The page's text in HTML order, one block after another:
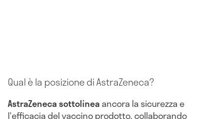
Qual è la posizione di AstraZeneca?
AstraZeneca sottolinea ancora la sicurezza e
l'efficacia del vaccino prodotto, collaborando